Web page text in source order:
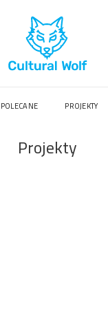
POLECANE PROJEKTY
Projekty